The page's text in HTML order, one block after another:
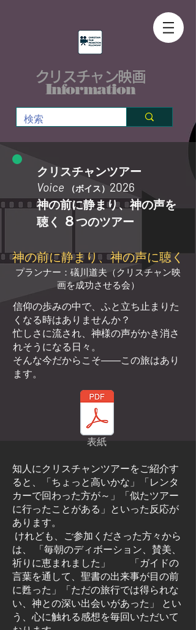
クリスチャン映画
Information
クリスチャンツアー
Voice
（ボイス） 2026
​神の前に静まり、神の声を
聴く
８つのツアー
神の前に静まり、神の声に聴く
プランナー：礒川道夫（クリスチャン映
画を成功させる会）
信仰の歩みの中で、ふと立ち止まりた
くなる時はありませんか？
忙しさに流され、神様の声がかき消さ
れそうになる日々。
そんな今だからこそ――この旅はあり
ます。
表紙
知人にクリスチャンツアーをご紹介す
ると、「ちょっと高いかな」「レンタ
カーで回わった方が～」「似たツアー
に行ったことがある」といった反応が
あります。
けれども、ご参加くださった方々から
は、 「毎朝のディボーション、賛美、
祈りに恵まれました」 「ガイドの
言葉を通して、聖書の出来事が目の前
に甦った」「ただの旅行では得られな
い、神との深い出会いがあった」 とい
う、心に触れる感想を毎回いただいて